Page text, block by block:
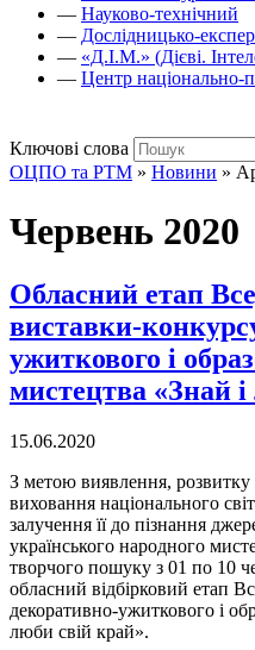
— Науково-технічний
— Дослідницько-
— «Д.І.М.» (Дієві.
— Центр національно-
Ключові слова
ОЦПО та РТМ » Новини »
Червень 2020
Обласний етап
виставки-
ужиткового і
мистецтва «Знай
15.06.2020
З метою виявлення,
виховання національного
залучення її до пізнання
українського народного
творчого пошуку з 01 по 10
обласний відбірковий етап
декоративно-ужиткового і
люби свій край».